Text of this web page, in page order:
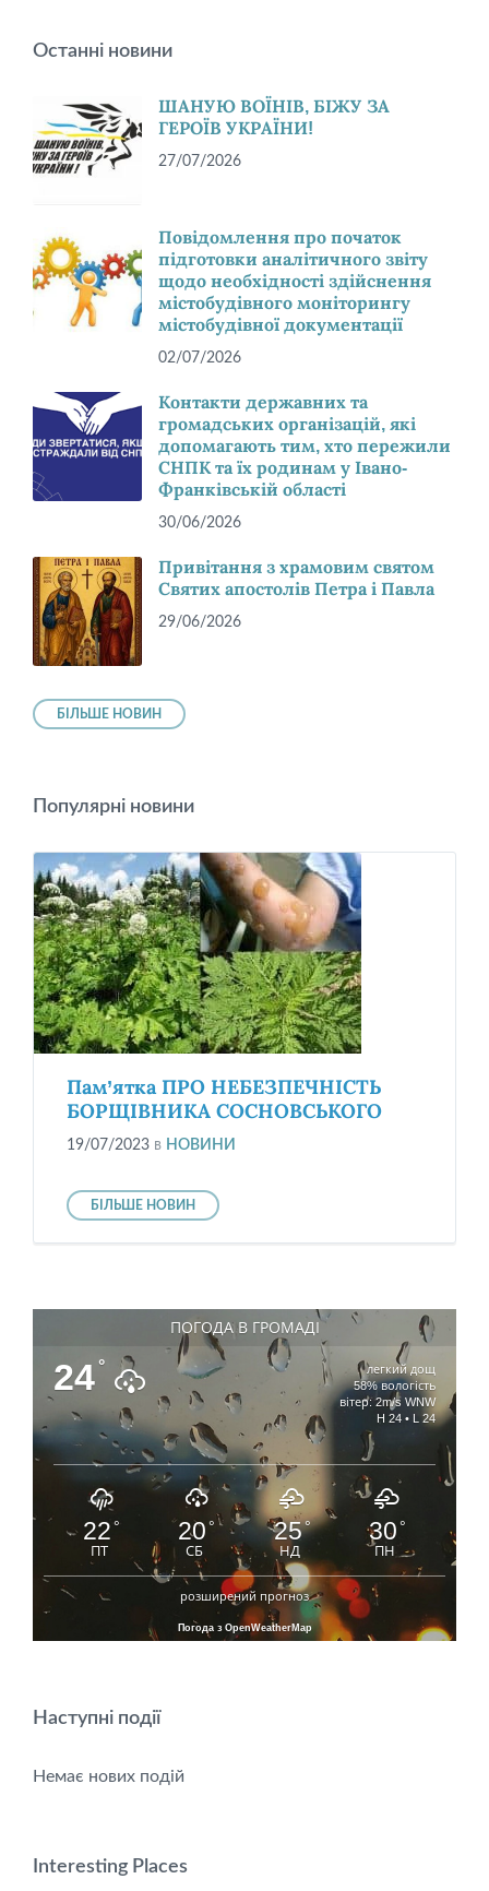
Останні новини
ШАНУЮ ВОЇНІВ, БІЖУ ЗА
ГЕРОЇВ УКРАЇНИ!
27/07/2026
Повідомлення про початок
підготовки аналітичного звіту
щодо необхідності здійснення
містобудівного моніторингу
містобудівної документації
02/07/2026
Контакти державних та
громадських організацій, які
допомагають тим, хто пережили
СНПК та їх родинам у Івано-
Франківській області
30/06/2026
Привітання з храмовим святом
Святих апостолів Петра і Павла
29/06/2026
БІЛЬШЕ НОВИН
Популярні новини
Пам’ятка ПРО НЕБЕЗПЕЧНІСТЬ
БОРЩІВНИКА СОСНОВСЬКОГО
19/07/2023 в НОВИНИ
БІЛЬШЕ НОВИН
ПОГОДА В ГРОМАДІ
24°
легкий дощ
58% вологість
вітер: 2m/s WNW
H 24 • L 24
22 °
ПТ
20 °
СБ
25°
НД
30 °
ПН
розширений прогноз
Погода з OpenWeatherMap
Наступні події
Немає нових подій
Interesting Places